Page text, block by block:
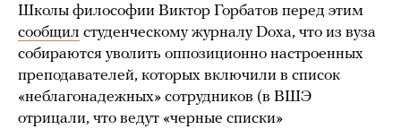
Школы философии Виктор Горбатов перед этим
сообщил студенческому журналу Doxa, что из вуза
собираются уволить оппозиционно настроенных
преподавателей, которых включили в список
«неблагонадежных» сотрудников (в ВШЭ
отрицали, что ведут «черные списки»